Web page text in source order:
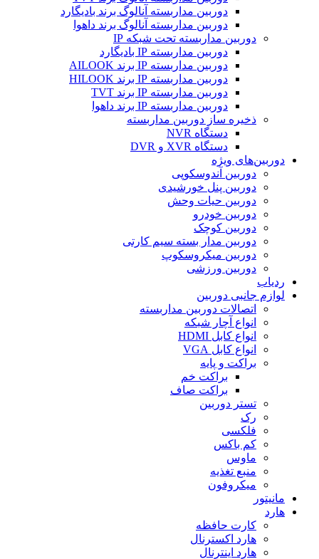
دوربین مداربسته آنالوگ برند بادیگارد
دوربین مداربسته آنالوگ برند داهوا
دوربین مداربسته تحت شبکه IP
دوربین مداربسته IP بادیگارد
دوربین مداربسته IP برند AILOOK
دوربین مداربسته IP برند HILOOK
دوربین مداربسته IP برند TVT
دوربین مداربسته IP برند داهوا
ذخیره ساز دوربین مداربسته
دستگاه NVR
دستگاه XVR و DVR
دوربین‌های ویژه
دوربین آندوسکوپی
دوربین پنل خورشیدی
دوربین حیات وحش
دوربین خودرو
دوربین کوچک
دوربین مدار بسته سیم کارتی
دوربین میکروسکوپ
دوربین ورزشی
ردیاب
لوازم جانبی دوربین
اتصالات دوربین مداربسته
انواع آچار شبکه
انواع کابل HDMI
انواع کابل VGA
براکت و پایه
براکت خم
براکت صاف
تستر دوربین
رک
فلکسی
کم باکس
ماوس
منبع تغذیه
میکروفون
مانیتور
هارد
کارت حافظه
هارد اکسترنال
هارد اینترنال